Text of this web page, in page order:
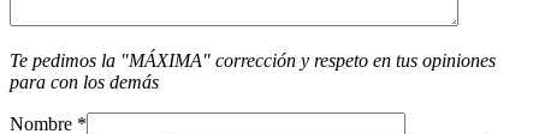
Te pedimos la "MÁXIMA" corrección y respeto en tus opiniones
para con los demás
Nombre *